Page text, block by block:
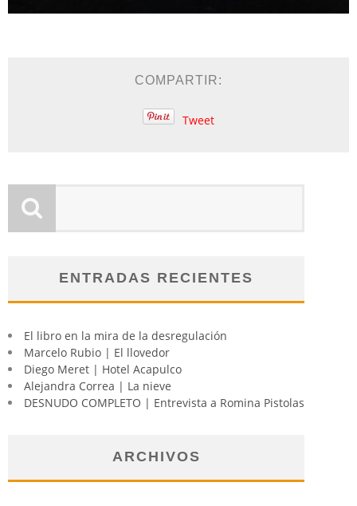
COMPARTIR:
Tweet
ENTRADAS RECIENTES
El libro en la mira de la desregulación
Marcelo Rubio | El llovedor
Diego Meret | Hotel Acapulco
Alejandra Correa | La nieve
DESNUDO COMPLETO | Entrevista a Romina Pistolas
ARCHIVOS